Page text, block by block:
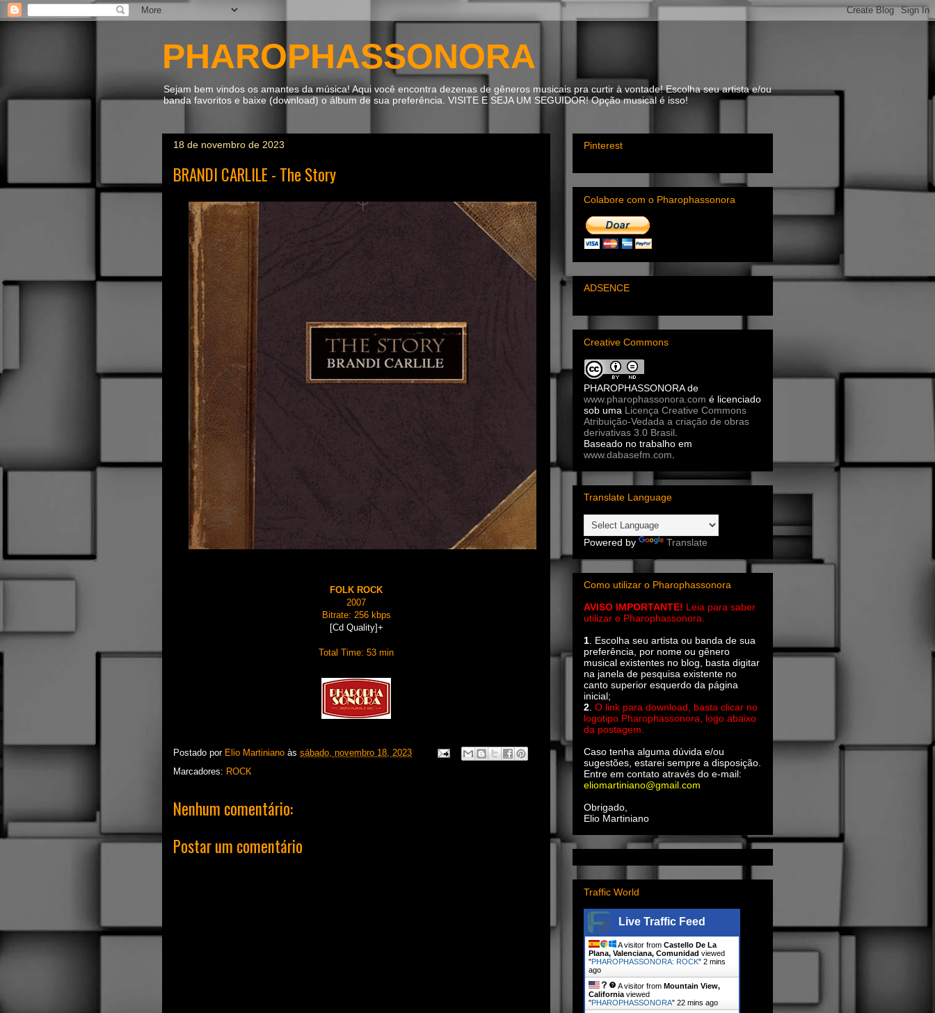
PHAROPHASSONORA
Sejam bem vindos os amantes da música! Aqui você encontra dezenas de gêneros musicais pra curtir à vontade! Escolha seu artista e/ou
banda favoritos e baixe (download) o álbum de sua preferência. VISITE E SEJA UM SEGUIDOR! Opção musical é isso!
18 de novembro de 2023
BRANDI CARLILE - The Story
FOLK ROCK
2007
Bitrate: 256 kbps
[Cd Quality]+
Total Time: 53 min
Postado por Elio Martiniano às sábado, novembro 18, 2023
Marcadores: ROCK
Nenhum comentário:
Postar um comentário
Pinterest
Colabore com o Pharophassonora
ADSENCE
Creative Commons
PHAROPHASSONORAde
www.pharophassonora.com é licenciado
sob uma Licença Creative Commons
Atribuição-Vedada a criação de obras
derivativas 3.0 Brasil
Baseado no trabalho em
www.dabasefm.com
Translate Language
Powered by Translate
Como utilizar o Pharophassonora
AVISO IMPORTANTE! Leia para saber
utilizar o Pharophassonora.
1. Escolha seu artista ou banda de sua
preferência, por nome ou gênero
musical existentes no blog, basta digitar
na janela de pesquisa existente no
canto superior esquerdo da página
inicial;
2. O link para download, basta clicar no
logotipo Pharophassonora, logo abaixo
da postagem.
Caso tenha alguma dúvida e/ou
sugestões, estarei sempre a disposição.
Entre em contato através do e-mail:
eliomartiniano@gmail.com
Obrigado,
Elio Martiniano
Traffic World
Live Traffic Feed
A visitor from Castello De La
Plana, Valenciana, Comunidad viewed
"PHAROPHASSONORA: ROCK" 2 mins
ago
A visitor from Mountain View,
California viewed
"PHAROPHASSONORA" 22 mins ago